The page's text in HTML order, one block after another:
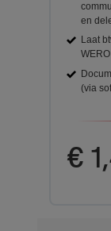
en
Laat
WERO
(via
€